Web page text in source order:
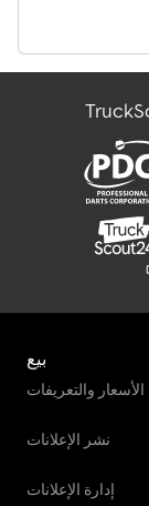
بيع
الأسعار والتعريفات
نشر الإعلانات
إدارة الإعلانات